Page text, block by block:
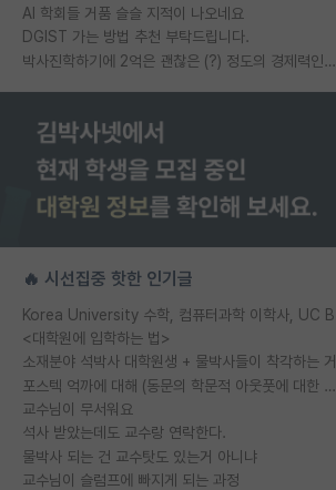
AI 학회들 거품 슬슬 지적이 나오네요
DGIST 가는 방법 추천 부탁드립니다.
박사진학하기에 2억은 괜찮은 (?) 정도의 경제력인가요
🔥 시선집중 핫한 인기글
<대학원에 입학하는 법>
소재분야 석박사 대학원생 + 물박사들이 착각하는 거
포스텍 억까에 대해 (동문의 학문적 아웃풋에 대한 반박)
교수님이 무서워요
석사 받았는데도 교수랑 연락한다.
물박사 되는 건 교수탓도 있는거 아니냐
교수님이 슬럼프에 빠지게 되는 과정